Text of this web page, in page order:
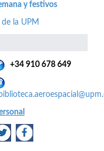
y festivos
la UPM
+34 910 678 649